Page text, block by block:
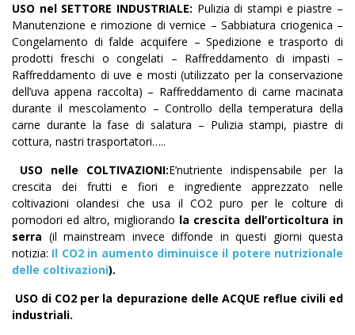
USO nel SETTORE INDUSTRIALE: Pulizia di stampi e piastre –
Manutenzione e rimozione di vernice – Sabbiatura criogenica –
Congelamento di falde acquifere – Spedizione e trasporto di
prodotti freschi o congelati – Raffreddamento di impasti –
Raffreddamento di uve e mosti (utilizzato per la conservazione
dell’uva appena raccolta) – Raffreddamento di carne macinata
durante il mescolamento – Controllo della temperatura della
carne durante la fase di salatura – Pulizia stampi, piastre di
cottura, nastri trasportatori…..
USO nelle COLTIVAZIONI:E’nutriente indispensabile per la
crescita dei frutti e fiori e ingrediente apprezzato nelle
coltivazioni olandesi che usa il CO2 puro per le colture di
pomodori ed altro, migliorando la crescita dell’orticoltura in
serra (il mainstream invece diffonde in questi giorni questa
notizia: Il CO2 in aumento diminuisce il potere nutrizionale
delle coltivazioni).
USO di CO2 per la depurazione delle ACQUE reflue civili ed
industriali.